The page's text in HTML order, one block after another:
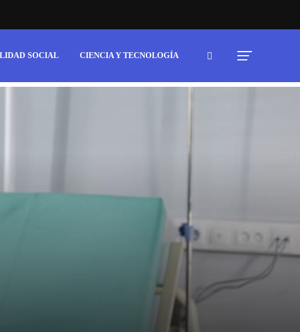
SOCIAL CIENCIA Y TECNOLOGÍA